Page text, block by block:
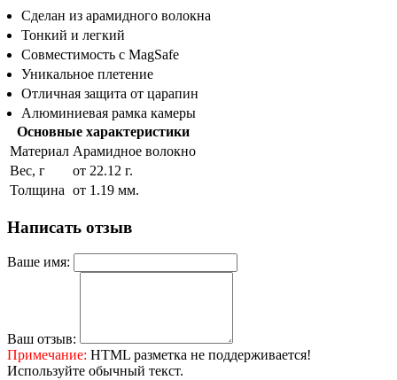
Сделан из арамидного волокна
Тонкий и легкий
Совместимость с MagSafe
Уникальное плетение
Отличная защита от царапин
Алюминиевая рамка камеры
Основные характеристики
Материал Арамидное волокно
Вес, г
от 22.12 г.
Толщина от 1.19 мм.
Написать отзыв
Ваше имя:
Ваш отзыв:
Примечание: HTML разметка не поддерживается!
Используйте обычный текст.